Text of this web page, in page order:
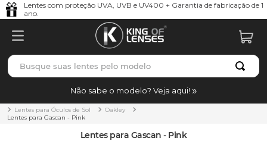
Lentes com proteção UVA, UVB e UV400 + Garantia de fabricação de 1
ano.
Busque suas lentes pelo modelo
Não sabe o modelo? Veja aqui!
Lentes para Óculos de Sol
Oakley
Lentes para Gascan - Pink
Lentes para Gascan - Pink
TERMOS MAIS BUSCADOS
1º borrachas
holbrook